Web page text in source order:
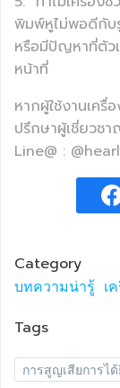
พิมพ์หูไม่พอดีกับ
หรือมีปัญหาที่ตัว
หน้าที่
หากผู้ใช้งานเค
ปรึกษาผู้เชี่ยวช
Line@ :
Category
บทความน่ารู้ เ
Tags
การสูญเสียการไ